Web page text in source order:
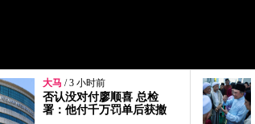
大马 / 3 小时前
选区拨款是给人民的！安
华：何时变成议员专属？